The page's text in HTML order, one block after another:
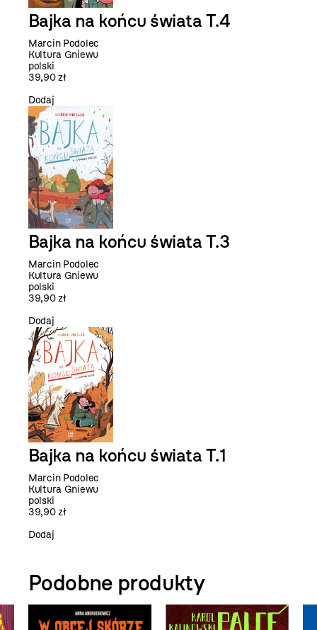
Bajka na końcu świata T.4
Marcin Podolec
Kultura Gniewu
polski
39,90 zł
Dodaj
Bajka na końcu świata T.3
Marcin Podolec
Kultura Gniewu
polski
39,90 zł
Dodaj
Bajka na końcu świata T.1
Marcin Podolec
Kultura Gniewu
polski
39,90 zł
Dodaj
Podobne produkty